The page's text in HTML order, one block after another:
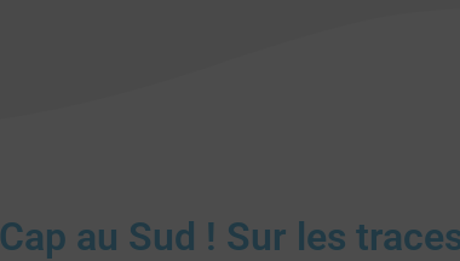
Cap au Sud ! Sur les